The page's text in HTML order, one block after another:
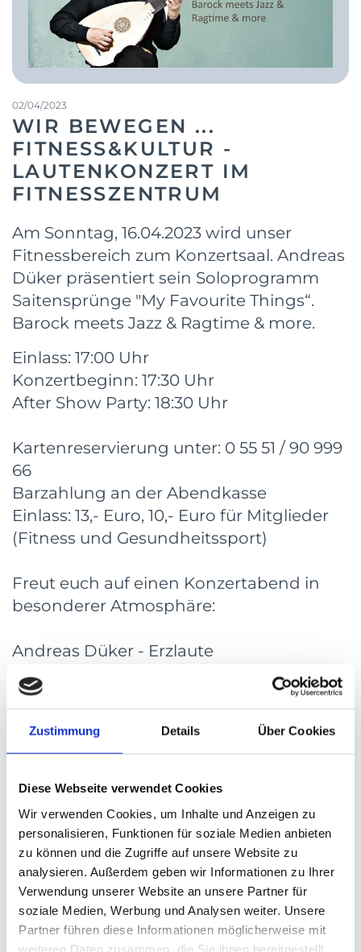
Zustimmung Details Über Cookies
Diese Webseite verwendet Cookies
Wir verwenden Cookies, um Inhalte und Anzeigen zu
personalisieren, Funktionen für soziale Medien anbieten
zu können und die Zugriffe auf unsere Website zu
analysieren. Außerdem geben wir Informationen zu Ihrer
Verwendung unserer Website an unsere Partner für
soziale Medien, Werbung und Analysen weiter. Unsere
Partner führen diese Informationen möglicherweise mit
weiteren Daten zusammen, die Sie ihnen bereitgestellt
02/04/2023
WIR BEWEGEN ...
FITNESS&KULTUR -
LAUTENKONZERT IM
FITNESSZENTRUM
Am Sonntag, 16.04.2023 wird unser
Fitnessbereich zum Konzertsaal. Andreas
Düker präsentiert sein Soloprogramm
Saitensprünge "My Favourite Things“.
Barock meets Jazz & Ragtime & more.
Einlass: 17:00 Uhr
Konzertbeginn: 17:30 Uhr
After Show Party: 18:30 Uhr
Kartenreservierung unter: 0 55 51 / 90 999
66
Barzahlung an der Abendkasse
Einlass: 13,- Euro, 10,- Euro für Mitglieder
(Fitness und Gesundheitssport)
Freut euch auf einen Konzertabend in
besonderer Atmosphäre:
Andreas Düker - Erzlaute
Die Erzlaute ist eine 14-saitige Baßlaute,
die im 16. Jahrhundert in Italien
entwickelt wurde. Sie besitzt einen
freischwingende Basssaiten. Sie war vom
frühen 17. Jahrhundert bis Ende des 18.
Jahrhunderts in Gebrauch. Das auch
„modernere“ Musik auf diesem
Instrument möglich ist, zeigt der
Göttinger Lautenist Andreas Düker mit
seinem aktuellen Programm. Werke des
Früh- und Hochbarock werden mit